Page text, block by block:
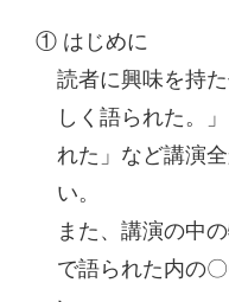
① はじめに
読者に興味を持
しく語られた。
れた」など講演全
い。
また、講演の中
で語られた内の